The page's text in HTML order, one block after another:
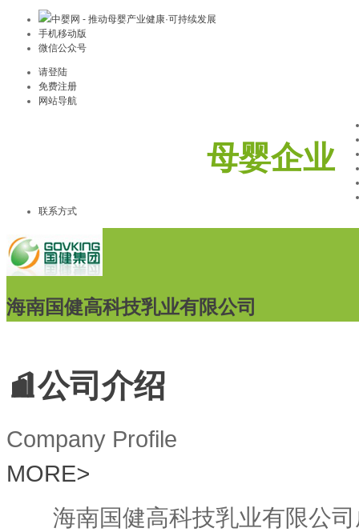
中婴网 - 推动母婴产业健康·可持续发展
手机移动版
微信公众号
请登陆
免费注册
网站导航
母婴企业
联系方式
海南国健高科技乳业有限公司
公司介绍
Company Profile
MORE>
海南国健高科技乳业有限公司